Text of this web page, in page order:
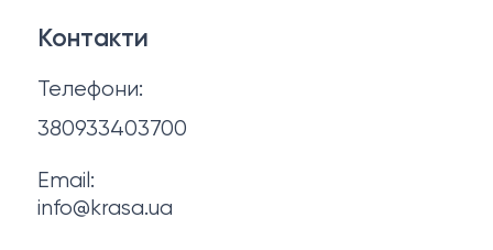
Політика конфіденційності
Про нас
Контакти
Телефони:
380933403700
Email:
info@krasa.ua